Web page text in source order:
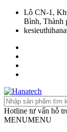
Lô CN-1,
Bình, Thành
Hotline tư vấn hỗ
MENUMENU